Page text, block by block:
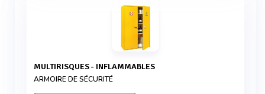
MULTIRISQUES - INFLAMMABLES
ARMOIRE DE SÉCURITÉ